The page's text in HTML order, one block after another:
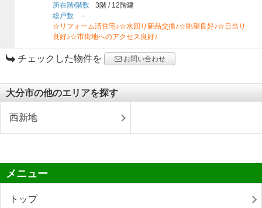
所在階/階数 3階 /12階建
総戸数
－
☆リフォーム済住宅♪☆水回り新品交換♪☆眺望良好♪☆日当り
良好♪☆市街地へのアクセス良好♪
チェックした物件を お問い合わせ
大分市の他のエリアを探す
西新地
メニュー
トップ